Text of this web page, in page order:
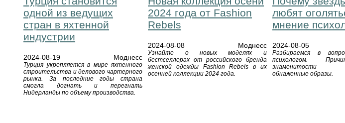
одной из ведущих
стран в яхтенной
индустрии
2024-08-19 Моднесс
Турция укрепляется в мире яхтенного
строительства и делового чартерного
рынка. За последние годы страна
смогла догнать и перегнать
Нидерланды по объему производства.
2024 года от Fashion
Rebels
2024-08-08 Моднесс
Узнайте о новых моделях и
бестселлерах от российского бренда
женской одежды Fashion Rebels в их
осенней коллекции 2024 года.
любят
мнение
2024-08-05
Разбираемся в
психологом.
знаменитости
обнаженные образы.